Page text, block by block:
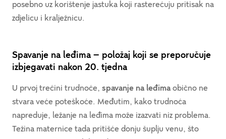
posebno uz korištenje jastuka koji rasterećuju pritisak na
zdjelicu i kralježnicu.
Spavanje na leđima – položaj koji se preporučuje
izbjegavati nakon 20. tjedna
U prvoj trećini trudnoće, spavanje na leđima obično ne
stvara veće poteškoće. Međutim, kako trudnoća
napreduje, ležanje na leđima može izazvati niz problema.
Težina maternice tada pritišće donju šuplju venu, što